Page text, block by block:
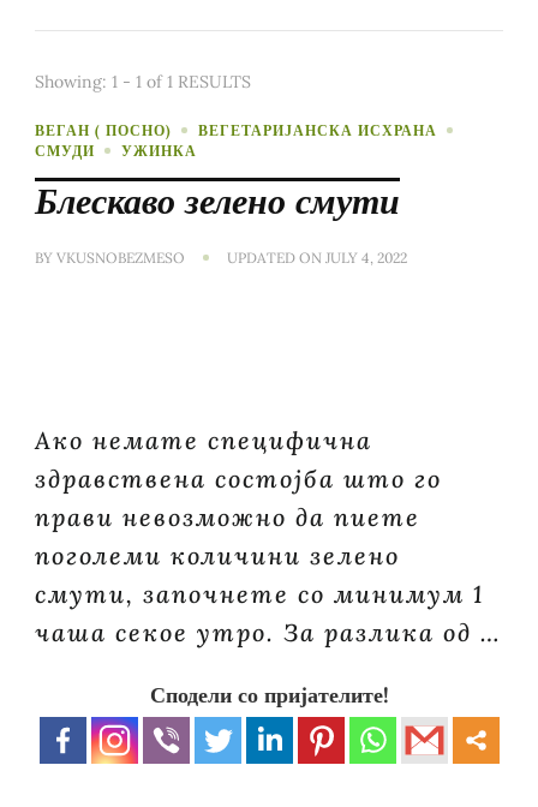
Showing: 1 - 1 of 1 RESULTS
ВЕГАН ( ПОСНО)
ВЕГЕТАРИЈАНСКА ИСХРАНА
СМУДИ
УЖИНКА
Блескаво зелено смути
BY VKUSNOBEZMESO UPDATED ON JULY 4, 2022
Ако немате специфична
здравствена состојба што го
прави невозможно да пиете
поголеми количини зелено
смути, започнете со минимум 1
чаша секое утро. За разлика од …
Сподели со пријателите!